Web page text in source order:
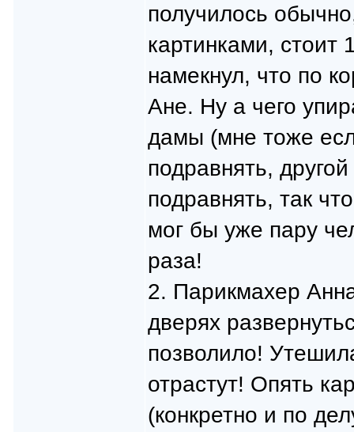
получилось
картинками, стоит
намекнул, что по
Ане. Ну а чего
дамы (мне тоже
подравнять,
подравнять, так
мог бы уже пару
раза!
2. Парикмахер
дверях
позволило!
отрастут! Опять
(конкретно и по